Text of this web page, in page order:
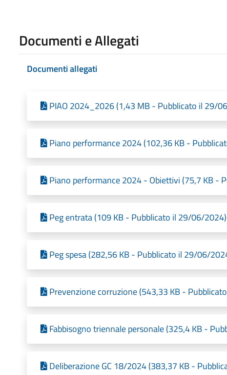
Documenti e Allegati
Documenti allegati
PIAO 2024_2026 (1,43 MB - Pubblicato il 29/
Piano performance 2024 (102,36 KB -
Piano performance 2024 - Obiettivi (75,7 KB -
Peg entrata (109 KB - Pubblicato il 29/06/2024)
Peg spesa (282,56 KB - Pubblicato il 29/06/
Prevenzione corruzione (543,33 KB -
Fabbisogno triennale personale (325,4 KB -
Deliberazione GC 18/2024 (383,37 KB -